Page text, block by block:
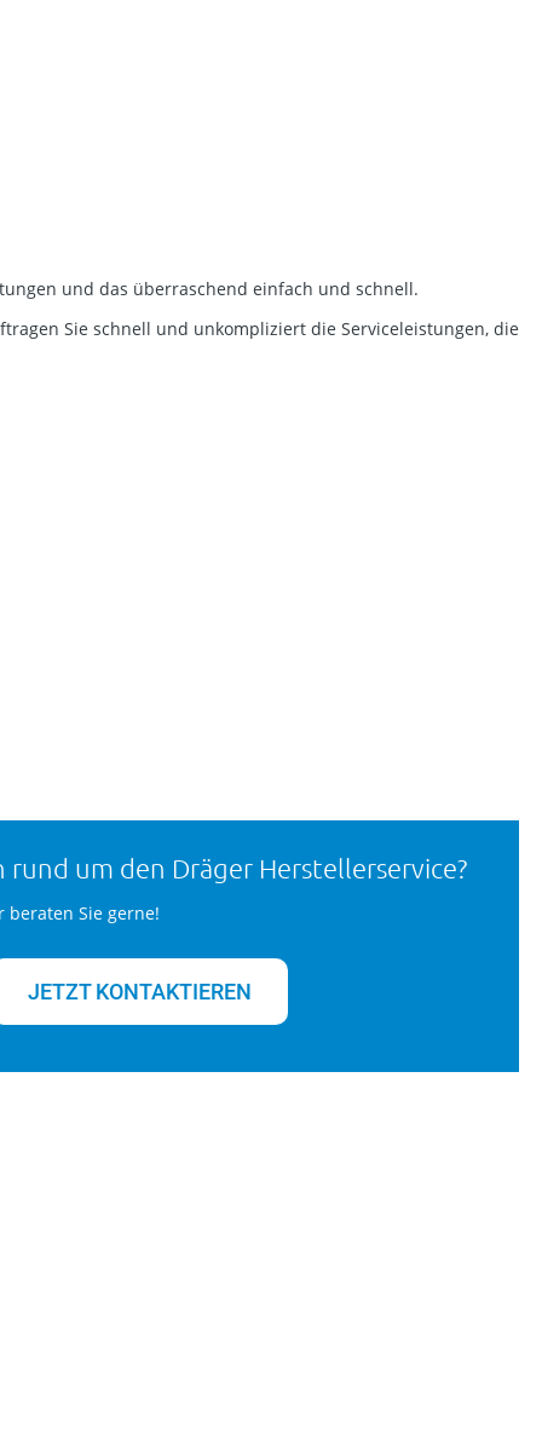
und das überraschend einfach und schnell.
Sie schnell und unkompliziert die Serviceleistungen, die
rund um den Dräger Herstellerservice?
beraten Sie gerne!
JETZT KONTAKTIEREN